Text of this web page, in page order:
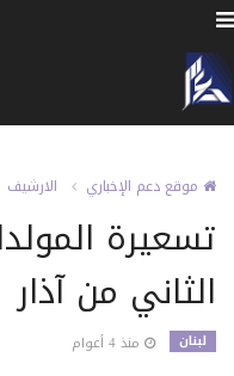
موقع دعم الإخباري الارشيف
تسعيرة
الثاني من آذار
لبنان منذ 4 أعوام